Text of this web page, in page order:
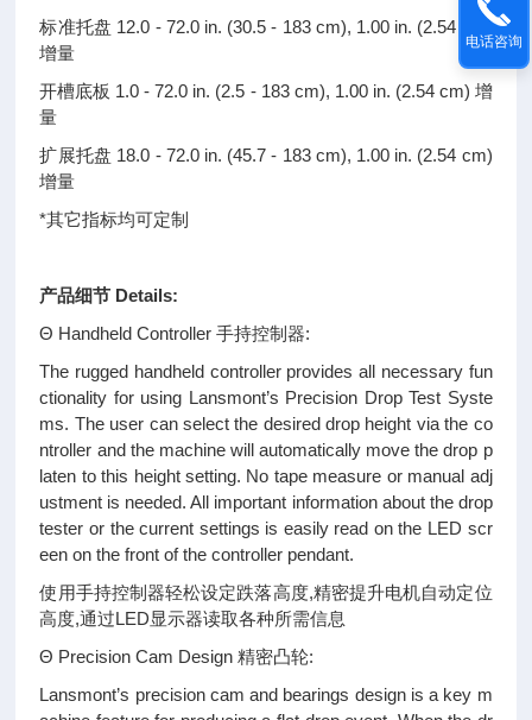
标准托盘 12.0 - 72.0 in. (30.5 - 183 cm), 1.00 in. (2.54 cm)
增量
开槽底板 1.0 - 72.0 in. (2.5 - 183 cm), 1.00 in. (2.54 cm) 增
量
扩展托盘 18.0 - 72.0 in. (45.7 - 183 cm), 1.00 in. (2.54 cm)
增量
*其它指标均可定制
产品细节 Details:
Θ Handheld Controller 手持控制器:
The rugged handheld controller provides all necessary fun
ctionality for using Lansmont’s Precision Drop Test Syste
ms. The user can select the desired drop height via the co
ntroller and the machine will automatically move the drop p
laten to this height setting. No tape measure or manual adj
ustment is needed. All important information about the drop
tester or the current settings is easily read on the LED scr
een on the front of the controller pendant.
使用手持控制器轻松设定跌落高度,精密提升电机自动定位
高度,通过LED显示器读取各种所需信息
Θ Precision Cam Design 精密凸轮:
Lansmont’s precision cam and bearings design is a key m
电话咨询